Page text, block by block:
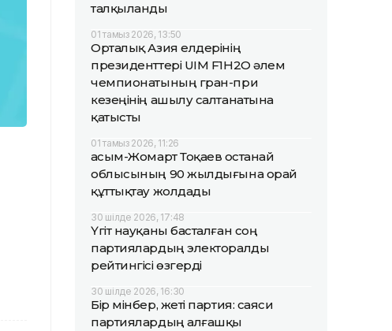
талқыланды
01 тамыз 2026, 13:50
Орталық Азия елдерінің
президенттері UIM F1H2O әлем
чемпионатының гран-при
кезеңінің ашылу салтанатына
қатысты
01 тамыз 2026, 11:26
Қасым-Жомарт Тоқаев Қостанай
облысының 90 жылдығына орай
құттықтау жолдады
30 шілде 2026, 17:48
Үгіт науқаны басталған соң
партиялардың электоралды
рейтингісі өзгерді
30 шілде 2026, 16:30
Бір мінбер, жеті партия: саяси
партиялардың алғашқы